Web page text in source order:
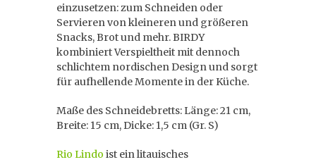
einzusetzen: zum Schneiden oder
Servieren von kleineren und größeren
Snacks, Brot und mehr. BIRDY
kombiniert Verspieltheit mit dennoch
schlichtem nordischen Design und sorgt
für aufhellende Momente in der Küche.
Maße des Schneidebretts: Länge: 21 cm,
Breite: 15 cm, Dicke: 1,5 cm (Gr. S)
Rio Lindo ist ein litauisches